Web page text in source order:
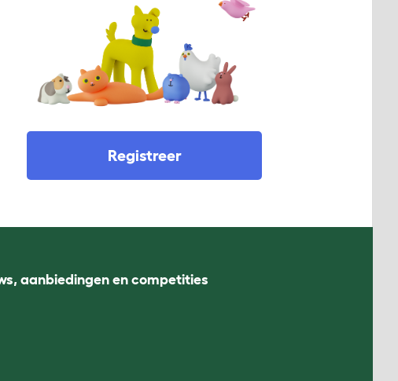
Registreer
aanbiedingen en competities